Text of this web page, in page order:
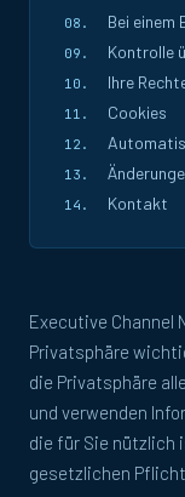
Bei einem
Kontrolle
Ihre
Cookies
Kontakt
Executive Channel
Privatsphäre
die Privatsphäre
und verwenden
die für Sie nützlich
gesetzlichen